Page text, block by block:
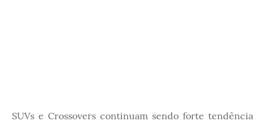
SUVs e Crossovers continuam sendo forte tendência